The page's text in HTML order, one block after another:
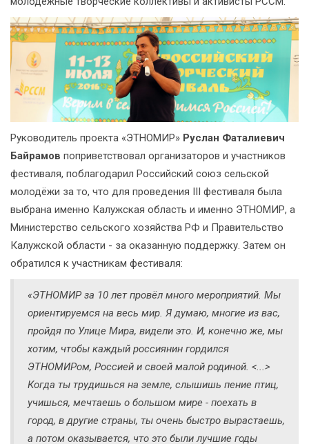
Руководитель проекта «ЭТНОМИР» Руслан Фаталиевич
Байрамов поприветствовал организаторов и участников
фестиваля, поблагодарил Российский союз сельской
молодёжи за то, что для проведения III фестиваля была
выбрана именно Калужская область и именно ЭТНОМИР, а
Министерство сельского хозяйства РФ и Правительство
Калужской области - за оказанную поддержку. Затем он
обратился к участникам фестиваля:
«ЭТНОМИР за 10 лет провёл много мероприятий. Мы
ориентируемся на весь мир. Я думаю, многие из вас,
пройдя по Улице Мира, видели это. И, конечно же, мы
хотим, чтобы каждый россиянин гордился
ЭТНОМИРом, Россией и своей малой родиной. <...>
Когда ты трудишься на земле, слышишь пение птиц,
учишься, мечтаешь о большом мире - поехать в
город, в другие страны, ты очень быстро вырастаешь,
а потом оказывается, что это были лучшие годы